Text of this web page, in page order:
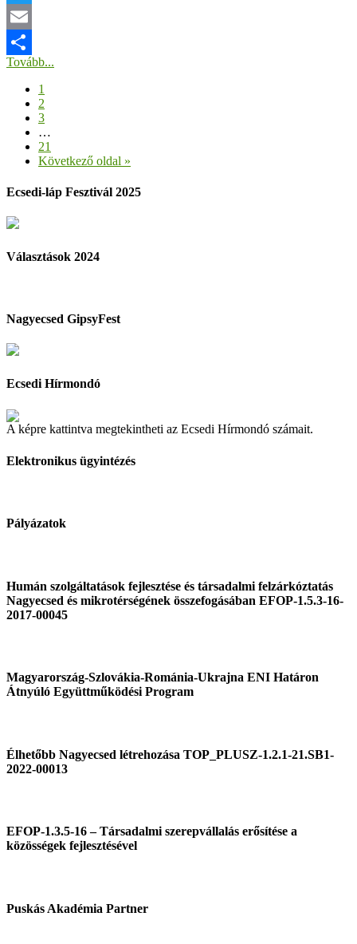
Twitter
Email
Ossza
meg
Tovább...
1
2
3
…
21
Következő oldal »
Ecsedi-láp Fesztivál 2025
Választások 2024
Nagyecsed GipsyFest
Ecsedi Hírmondó
A képre kattintva megtekintheti az Ecsedi Hírmondó számait.
Elektronikus ügyintézés
Pályázatok
Humán szolgáltatások fejlesztése és társadalmi felzárkóztatás
Nagyecsed és mikrotérségének összefogásában EFOP-1.5.3-16-
2017-00045
Magyarország-Szlovákia-Románia-Ukrajna ENI Határon
Átnyúló Együttműködési Program
Élhetőbb Nagyecsed létrehozása TOP_PLUSZ-1.2.1-21.SB1-
2022-00013
EFOP-1.3.5-16 – Társadalmi szerepvállalás erősítése a
közösségek fejlesztésével
Puskás Akadémia Partner